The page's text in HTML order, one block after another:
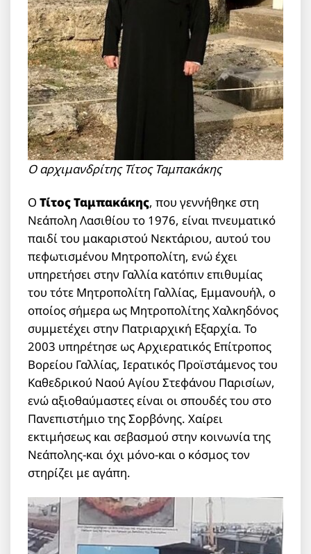
O αρχιμανδρίτης Τίτος Ταμπακάκης
ΟΤίτος Ταμπακάκης, που γεννήθηκε στη
Νεάπολη Λασιθίου το 1976, είναι πνευματικό
παιδί του μακαριστού Νεκτάριου, αυτού του
πεφωτισμένου Μητροπολίτη, ενώ έχει
υπηρετήσει στην Γαλλία κατόπιν επιθυμίας
του τότε Μητροπολίτη Γαλλίας, Εμμανουήλ, ο
οποίος σήμερα ως Μητροπολίτης Χαλκηδόνος
συμμετέχει στην Πατριαρχική Εξαρχία. Το
2003 υπηρέτησε ως Αρχιερατικός Επίτροπος
Βορείου Γαλλίας, Ιερατικός Προϊστάμενος του
Καθεδρικού Ναού Αγίου Στεφάνου Παρισίων,
ενώ αξιοθαύμαστες είναι οι σπουδές του στο
Πανεπιστήμιο της Σορβόνης. Χαίρει
εκτιμήσεως και σεβασμού στην κοινωνία της
Νεάπολης-και όχι μόνο-και ο κόσμος τον
στηρίζει με αγάπη.